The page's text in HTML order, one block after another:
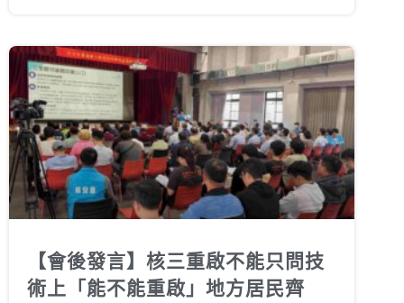
【會後發言】核三重啟不能只問技
術上「能不能重啟」地方居民齊